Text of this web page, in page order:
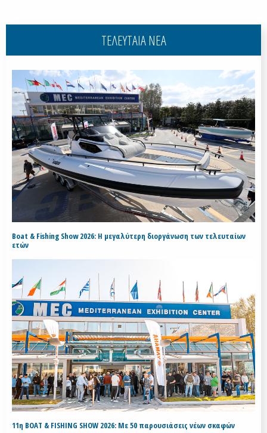
ΤΕΛΕΥΤΑΙΑ ΝΕΑ
Boat & Fishing Show 2026: Η μεγαλύτερη διοργάνωση των τελευταίων
ετών
11η BOAT & FISHING SHOW 2026: Με 50 παρουσιάσεις νέων σκαφών